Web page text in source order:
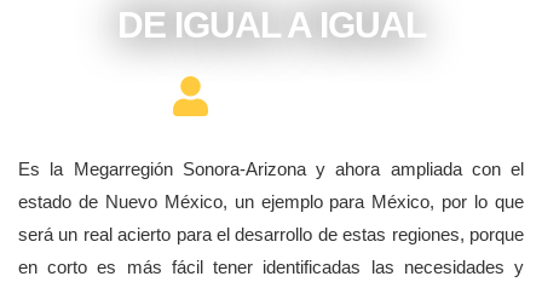
DE IGUAL A IGUAL
Es la Megarregión Sonora-Arizona y ahora ampliada con el
estado de Nuevo México, un ejemplo para México, por lo que
será un real acierto para el desarrollo de estas regiones, porque
en corto es más fácil tener identificadas las necesidades y